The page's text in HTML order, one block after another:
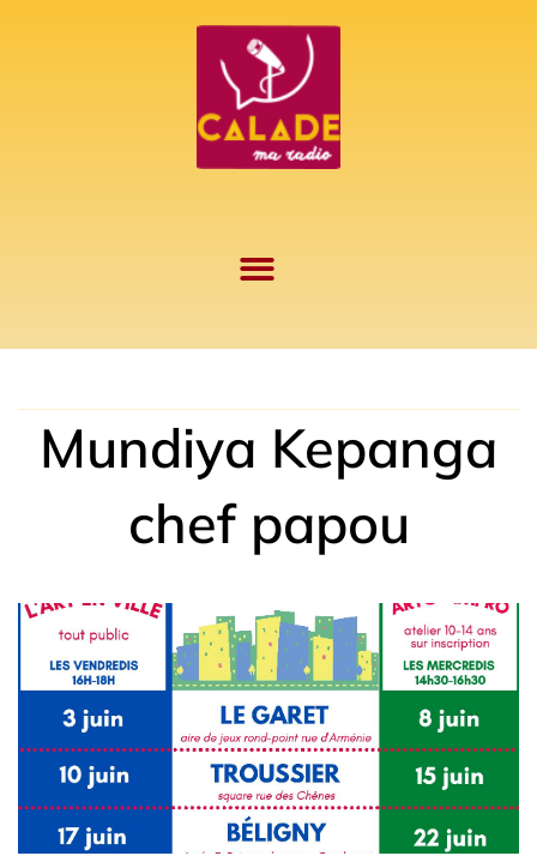
Mundiya Kepanga
chef papou